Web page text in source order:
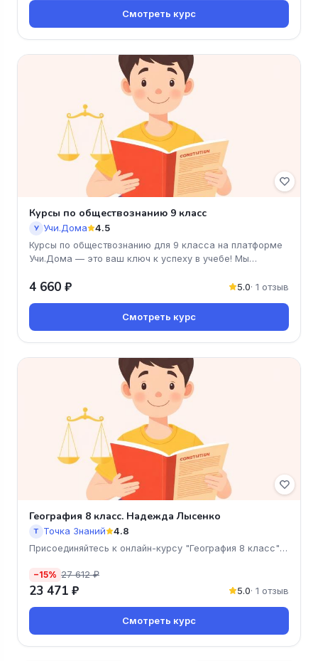
Смотреть курс
Курсы по обществознанию 9 класс
У Учи.Дома 4.5
Курсы по обществознанию для 9 класса на платформе
Учи.Дома — это ваш ключ к успеху в учебе! Мы
4 660 ₽ 5.0· 1 отзыв
Смотреть курс
География 8 класс. Надежда Лысенко
Т Точка Знаний 4.8
Присоединяйтесь к онлайн-курсу "География 8 класс"
−15% 27 612 ₽
23 471 ₽ 5.0· 1 отзыв
Смотреть курс